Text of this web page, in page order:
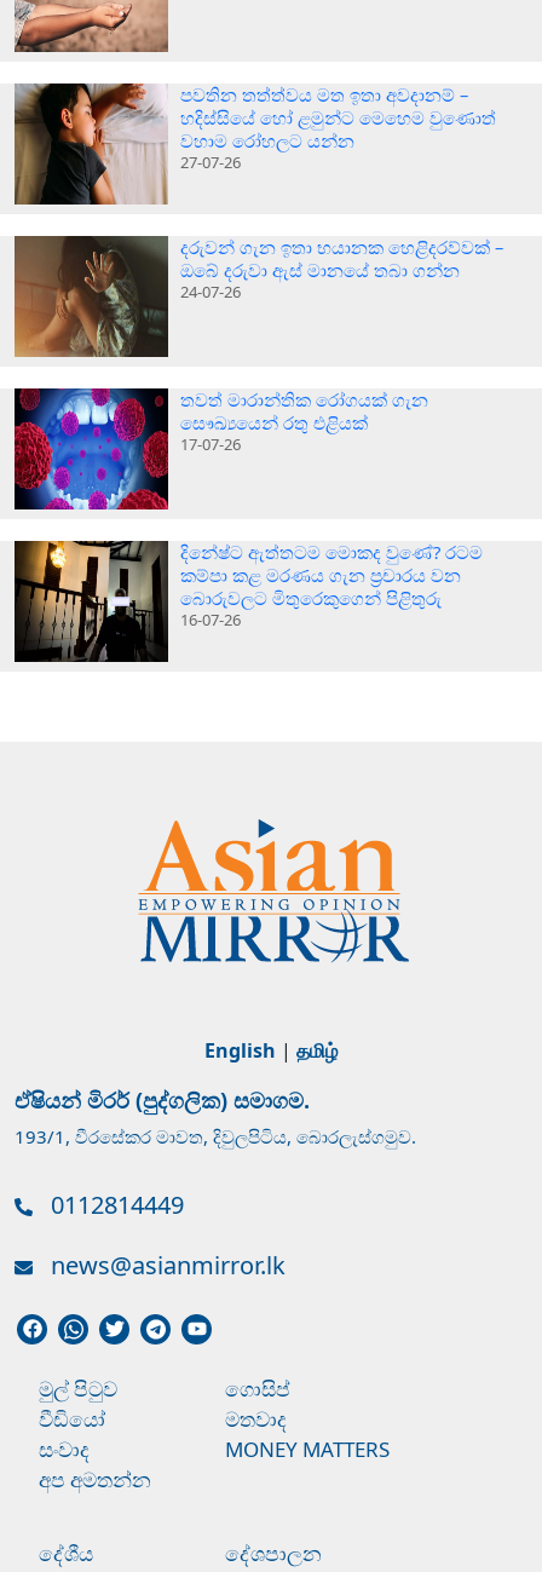
පවතින තත්ත්වය මත ඉතා අවදානම් –
හදිස්සියේ හෝ ළමුන්ට මෙහෙම වුණොත්
වහාම රෝහලට යන්න
27-07-26
දරුවන් ගැන ඉතා භයානක හෙළිදරව්වක් –
ඔබේ දරුවා ඇස් මානයේ තබා ගන්න
24-07-26
තවත් මාරාන්තික රෝගයක් ගැන
සෞඛ්‍යයෙන් රතු එළියක්
17-07-26
දිනේෂ්ට ඇත්තටම මොකද වුණේ? රටම
කම්පා කළ මරණය ගැන ප්‍රචාරය වන
බොරුවලට මිතුරෙකුගෙන් පිළිතුරු
16-07-26
English | தமிழ்
ඒෂියන් මිරර් (පුද්ගලික) සමාගම.
193/1, වීරසේකර මාවත, දිවුලපිටිය, බොරලැස්ගමුව.
0112814449
news@asianmirror.lk
මුල් පිටුව
ගොසිප්
වීඩියෝ
මතවාද
සංවාද
MONEY MATTERS
අප අමතන්න
දේශීය
දේශපාලන